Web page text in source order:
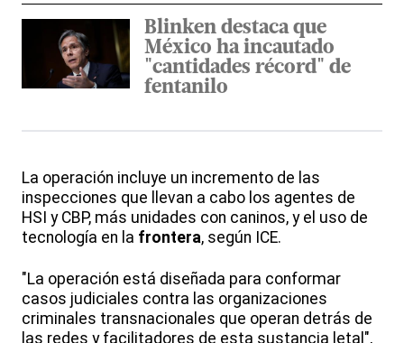
Blinken destaca que
México ha incautado
"cantidades récord" de
fentanilo
La operación incluye un incremento de las
inspecciones que llevan a cabo los agentes de
HSI y CBP, más unidades con caninos, y el uso de
tecnología en la frontera, según ICE.
"La operación está diseñada para conformar
casos judiciales contra las organizaciones
criminales transnacionales que operan detrás de
las redes y facilitadores de esta sustancia letal",